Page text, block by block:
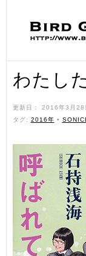
わたし
更新日： 2016年3月28
タグ: 2016年 •